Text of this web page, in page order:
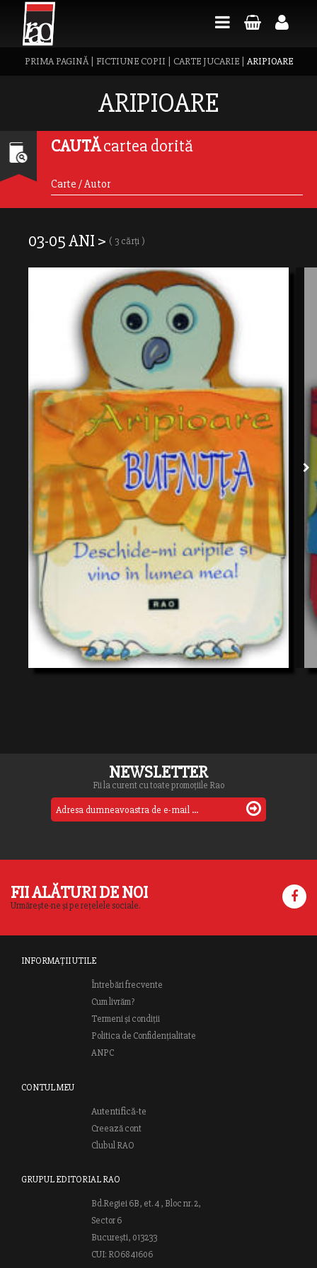
PRIMA PAGINĂ| FICTIUNE COPII CARTE JUCARIE| ARIPIOARE
ARIPIOARE
CAUTĂcartea dorită
03-05 ANI > ( 3 cărți )
NEWSLETTER
Fii la curent cu toate promoțiile Rao
FII ALĂTURI DE NOI
Urmărește-ne și pe rețelele sociale.
INFORMAȚII UTILE
Întrebări frecvente
Cum livrăm?
Termeni și condiții
Politica de Confidențialitate
ANPC
CONTUL MEU
Autentifică-te
Creează cont
Clubul RAO
GRUPUL EDITORIAL RAO
Bd.Regiei 6B, et. 4 , Bloc nr. 2,
Sector 6
București, 013233
CUI: RO6841606